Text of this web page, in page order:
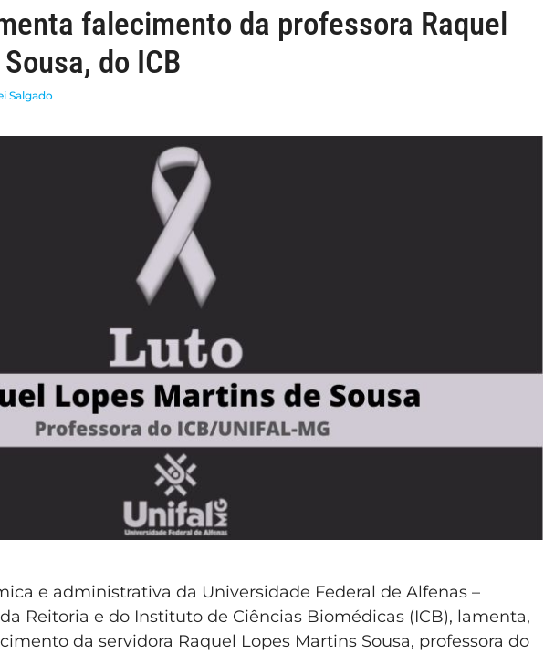
falecimento da professora Raquel
do ICB
Salgado
e administrativa da Universidade Federal de Alfenas –
Reitoria e do Instituto de Ciências Biomédicas (ICB), lamenta,
da servidora Raquel Lopes Martins Sousa, professora do